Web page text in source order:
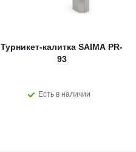
Турникет-калитка SAIMA PR-
93
Есть в наличии